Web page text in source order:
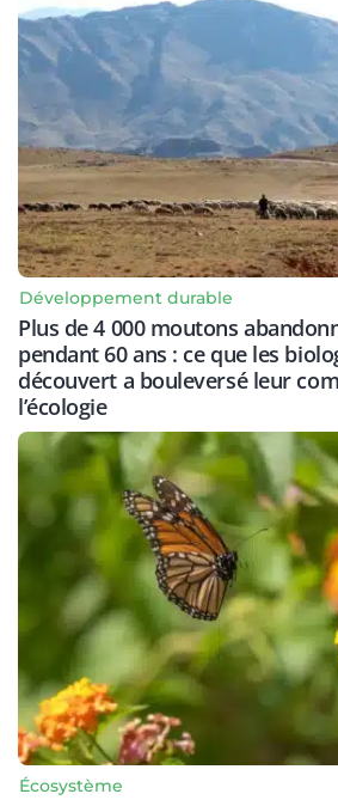
Développement durable
Plus de 4 000 moutons
pendant 60 ans : ce que les
découvert a bouleversé leur
l’écologie
Écosystème